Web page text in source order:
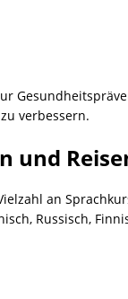
verbessern.
und
an
Russisch,